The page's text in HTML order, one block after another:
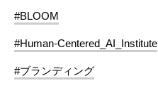
#BLOOM
#Human-Centered_AI_Institute
#ブランディング